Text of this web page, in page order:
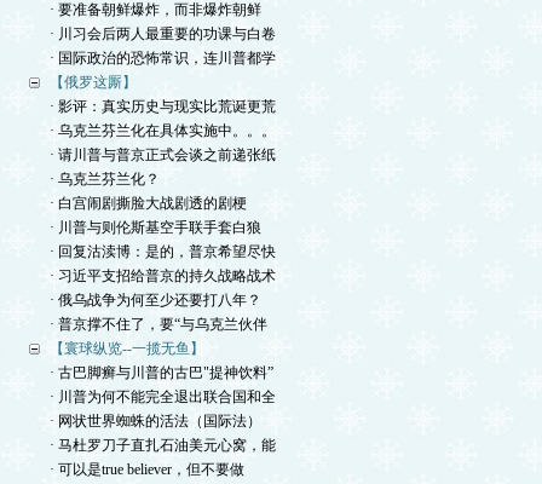
· 要准备朝鲜爆炸，而非爆炸朝鲜
· 川习会后两人最重要的功课与白卷
· 国际政治的恐怖常识，连川普都学
【俄罗这厮】
· 影评：真实历史与现实比荒诞更荒
· 乌克兰芬兰化在具体实施中。。。
· 请川普与普京正式会谈之前递张纸
· 乌克兰芬兰化？
· 白宫闹剧撕脸大战剧透的剧梗
· 川普与则伦斯基空手联手套白狼
· 回复沽渎博：是的，普京希望尽快
· 习近平支招给普京的持久战略战术
· 俄乌战争为何至少还要打八年？
· 普京撑不住了，要“与乌克兰伙伴
【寰球纵览--一揽无鱼】
· 古巴脚癣与川普的古巴"提神饮料”
· 川普为何不能完全退出联合国和全
· 网状世界蜘蛛的活法（国际法）
· 马杜罗刀子直扎石油美元心窝，能
· 可以是true believer，但不要做